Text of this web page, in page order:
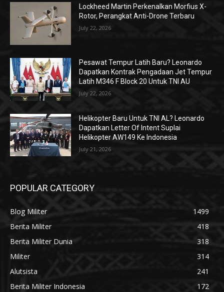
Lockheed Martin Perkenalkan Morfius X-
Rotor, Perangkat Anti-Drone Terbaru
July 22, 2026
Pesawat Tempur Latih Baru? Leonardo
Dapatkan Kontrak Pengadaan Jet Tempur
Latih M346 F Block 20 Untuk TNI AU
July 22, 2026
Helikopter Baru Untuk TNI AL? Leonardo
Dapatkan Letter Of Intent Suplai
Helikopter AW149 Ke Indonesia
July 21, 2026
POPULAR CATEGORY
Blog Militer
1499
Berita Militer
418
Berita Militer Dunia
318
Militer
314
Alutsista
241
Berita Militer Indonesia
172